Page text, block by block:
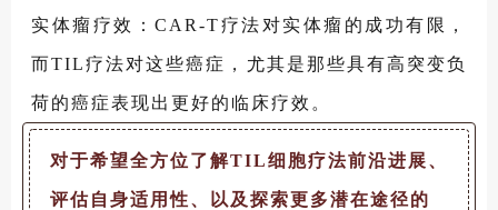
实体瘤疗效：CAR-T疗法对实体瘤的成功有限，
而TIL疗法对这些癌症，尤其是那些具有高突变负
荷的癌症表现出更好的临床疗效。
对于希望全方位了解TIL细胞疗法前沿进展、
评估自身适用性、以及探索更多潜在途径的